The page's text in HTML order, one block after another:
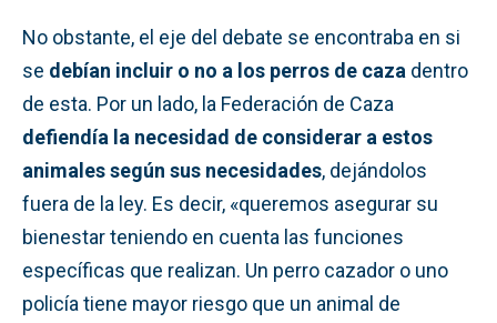
No obstante, el eje del debate se encontraba en si
se debían incluir o no a los perros de caza dentro
de esta. Por un lado, la Federación de Caza
defiendía la necesidad de considerar a estos
animales según sus necesidades, dejándolos
fuera de la ley. Es decir, «queremos asegurar su
bienestar teniendo en cuenta las funciones
específicas que realizan. Un perro cazador o uno
policía tiene mayor riesgo que un animal de